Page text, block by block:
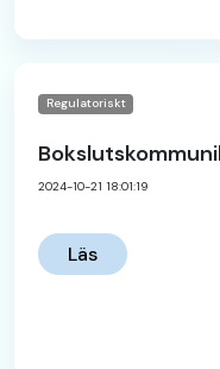
Regulatoriskt
2024-10-21 18:01:19
Läs